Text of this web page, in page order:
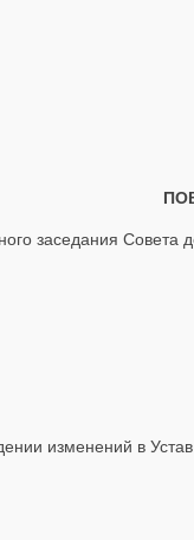
заседания Совета
изменений в